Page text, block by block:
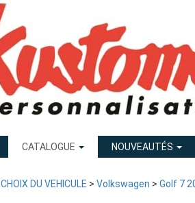
CATALOGUE NOUVEAUTÉS
CHOIX DU VEHICULE > Volkswagen > Golf 7